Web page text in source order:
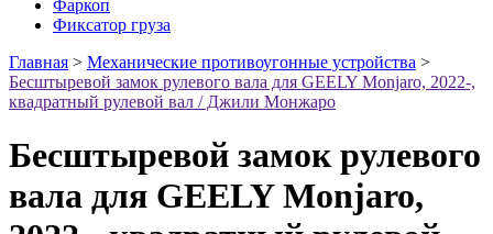
Фаркоп
Фиксатор груза
Главная > Механические противоугонные устройства >
Бесштыревой замок рулевого вала для GEELY Monjaro, 2022-,
квадратный рулевой вал / Джили Монжаро
Бесштыревой замок рулевого
вала для GEELY Monjaro,